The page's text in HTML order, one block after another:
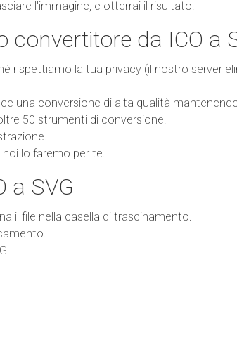
l'immagine, e otterrai il risultato.
convertitore da ICO a
rispettiamo la tua privacy (il nostro server
una conversione di alta qualità
50 strumenti di conversione.
lo faremo per te.
a SVG
il file nella casella di trascinamento.